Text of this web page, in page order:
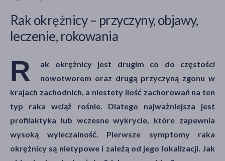
Hit
Rak okrężnicy – przyczyny, objawy,
leczenie, rokowania
R
ak okrężnicy jest drugim co do częstości
nowotworem oraz drugą przyczyną zgonu w
krajach zachodnich, a niestety ilość zachorowań na ten
typ raka wciąż rośnie. Dlatego najważniejsza jest
profilaktyka lub wczesne wykrycie, które zapewnia
wysoką wyleczalność. Pierwsze symptomy raka
okrężnicy są nietypowe i zależą od jego lokalizacji. Jak